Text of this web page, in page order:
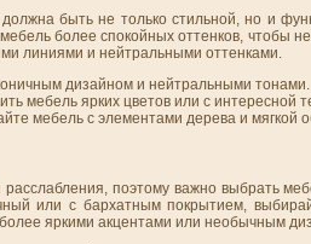
быть не только стильной, но и
более спокойных оттенков, чтобы
линиями и нейтральными оттенками.
дизайном и нейтральными тонами.
мебель ярких цветов или с интересной
мебель с элементами дерева и мягкой
поэтому важно выбрать
или с бархатным покрытием,
яркими акцентами или необычным